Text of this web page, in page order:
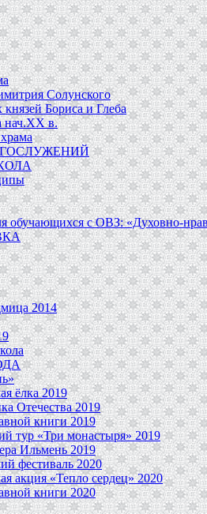
Солунского
Бориса и Глеба
нач.ХХ в.
обучающихся c ОВЗ: «Духовно-
2014
ёлка 2019
Отечества 2019
книги 2019
тур «Три монастыря» 2019
Ильмень 2019
фестиваль 2020
акция «Тепло сердец» 2020
книги 2020